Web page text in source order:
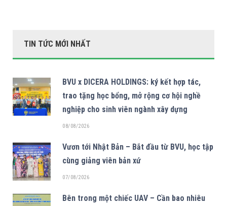
TIN TỨC MỚI NHẤT
BVU x DICERA HOLDINGS: ký kết hợp tác,
trao tặng học bổng, mở rộng cơ hội nghề
nghiệp cho sinh viên ngành xây dựng
08/08/2026
Vươn tới Nhật Bản – Bắt đầu từ BVU, học tập
cùng giảng viên bản xứ
07/08/2026
Bên trong một chiếc UAV – Cần bao nhiêu